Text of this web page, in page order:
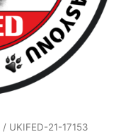
/ UKIFED-21-17153